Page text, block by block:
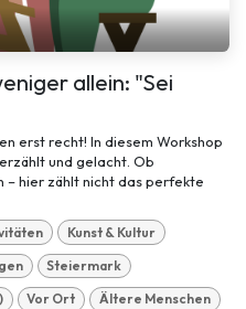
allein: "Sei
erst recht! In diesem Workshop
und gelacht. Ob
hier zählt nicht das perfekte
Kunst & Kultur
Steiermark
Vor Ort Ältere Menschen